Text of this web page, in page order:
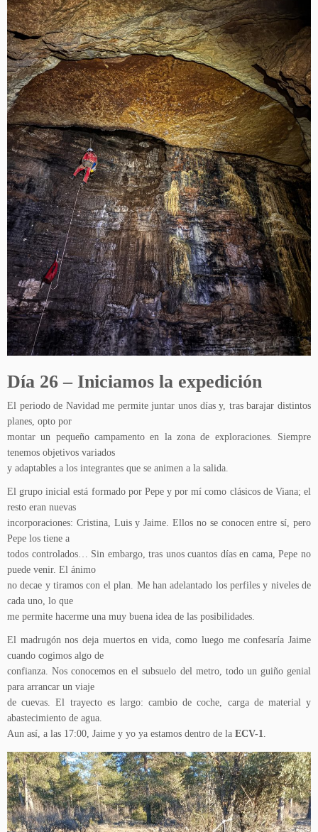
Día 26 – Iniciamos la expedición
El periodo de Navidad me permite juntar unos días y, tras barajar distintos
planes, opto por
montar un pequeño campamento en la zona de exploraciones. Siempre
tenemos objetivos variados
y adaptables a los integrantes que se animen a la salida.
El grupo inicial está formado por Pepe y por mí como clásicos de Viana; el
resto eran nuevas
incorporaciones: Cristina, Luis y Jaime. Ellos no se conocen entre sí, pero
Pepe los tiene a
todos controlados… Sin embargo, tras unos cuantos días en cama, Pepe no
puede venir. El ánimo
no decae y tiramos con el plan. Me han adelantado los perfiles y niveles de
cada uno, lo que
me permite hacerme una muy buena idea de las posibilidades.
El madrugón nos deja muertos en vida, como luego me confesaría Jaime
cuando cogimos algo de
confianza. Nos conocemos en el subsuelo del metro, todo un guiño genial
para arrancar un viaje
de cuevas. El trayecto es largo: cambio de coche, carga de material y
abastecimiento de agua.
Aun así, a las 17:00, Jaime y yo ya estamos dentro de la ECV-1.